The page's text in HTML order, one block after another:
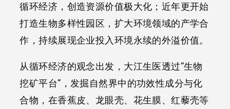
循环经济，创造资源价值极大化；近年更开始
打造生物多样性园区，扩大环境领域的产学合
作，持续展现企业投入环境永续的外溢价值。
从循环经济的观念出发，大江生医透过”生物
挖矿平台”，发掘自然界中的功效性成分与化
合物，在香蕉皮、龙眼壳、花生膜、红藜壳等